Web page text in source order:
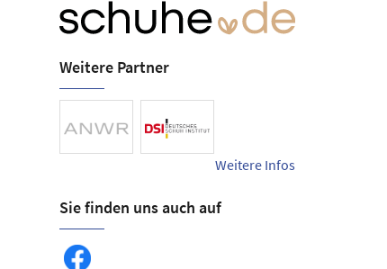
Öffnungszeiten
Mo-Sa 09:30-18:00
Schuhhaus
Alleestr. 25
Weitere Partner
Weitere Infos
Sie finden uns auch auf